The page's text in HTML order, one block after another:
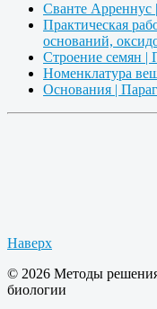
Сванте Арреннус
Практическая
оснований,
Строение семян |
Номенклатура
Основания |
Наверх
© 2026 Методы
биологии